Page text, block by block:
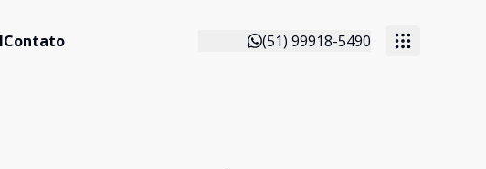
Contato (51) 99918-5490